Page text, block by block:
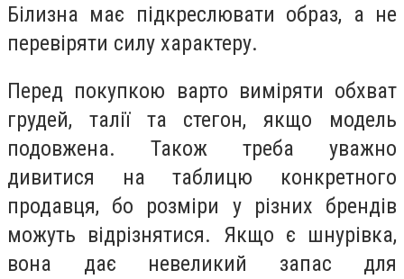
Білизна має підкреслювати образ, а не
перевіряти силу характеру.
Перед покупкою варто виміряти обхват
грудей, талії та стегон, якщо модель
подовжена. Також треба уважно
дивитися на таблицю конкретного
продавця, бо розміри у різних брендів
можуть відрізнятися. Якщо є шнурівка,
вона дає невеликий запас для